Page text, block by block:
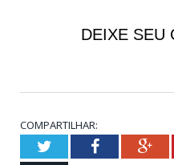
DEIXE SEU
COMPARTILHAR:
TwitterFacebook